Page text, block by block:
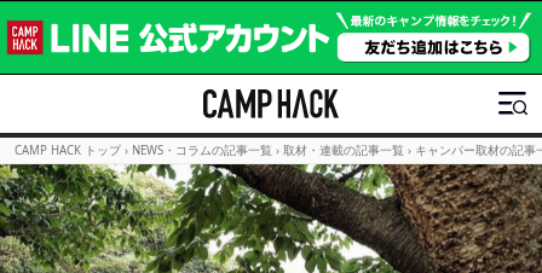
CAMP HACK トップ › NEWS・コラムの記事一覧 › 取材・連載の記事一覧 › キャンパー取材の記事